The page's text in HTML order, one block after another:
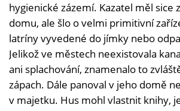
hygienické zázemí. Kazatel měl sice
domu, ale šlo o velmi primitivní
latríny vyvedené do jímky nebo
Jelikož ve městech neexistovala
ani splachování, znamenalo to
zápach. Dále panoval v jeho domě
v majetku. Hus mohl vlastnit knihy,